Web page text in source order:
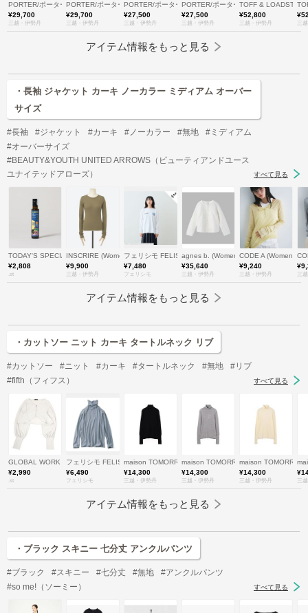
PORTER/ポーター
¥29,700
三越・伊勢丹
PORTER/ポーター
¥29,700
三越・伊勢丹
PORTER/ポーター
¥27,500
三越・伊勢丹
PORTER/ポーター
¥27,500
三越・伊勢丹
TOFF &
¥52,800
三越・伊勢丹 三
アイテム情報をもっと見る
・長袖 ジャケット カーキ ノーカラー ミディアム オーバー
サイズ
#長袖 #ジャケット #カーキ #ノーカラー #無地
#ミディアム
#オーバーサイズ
#BEAUTY&YOUTH UNITED ARROWS（ビューティアンドユース
ユナイテッドアローズ）
すべて見る
TODAY'S SPECIAL
¥2,808
.st
INSCRIRE (Women)/アンスクリア
¥9,900
三越・伊勢丹
フェリシモ FELISSIMO
¥7,480
フェリシモ
agnes b. (Women)/アニエスベー
¥35,640
三越・伊勢丹
CODE A (Women)/コ
¥9,240
三越・伊勢丹 三
アイテム情報をもっと見る
・カットソー ニット カーキ タートルネック リブ
#カットソー #ニット #カーキ #タートルネック #無地
#リブ
#fifth（フィフス）
すべて見る
GLOBAL WORK
¥2,990
.st
フェリシモ FELISSIMO
¥6,490
フェリシモ
maison TOMORROWLAND/メゾン トゥモローランド
¥14,300
三越・伊勢丹
maison TOMORROWLAND/メゾン トゥ
¥14,300
三越・伊勢丹
maison
¥14,300
三越・伊勢丹 三
アイテム情報をもっと見る
・ブラック スキニー 七分丈 アンクルパンツ
#ブラック #スキニー #七分丈 #無地
#アンクルパンツ
#so me!（ソーミー）
すべて見る